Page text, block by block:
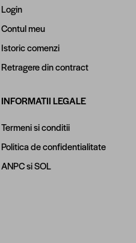
Login
Contul meu
Istoric comenzi
Retragere din contract
INFORMATII LEGALE
Termeni si conditii
Politica de confidentialitate
ANPCsiSOL